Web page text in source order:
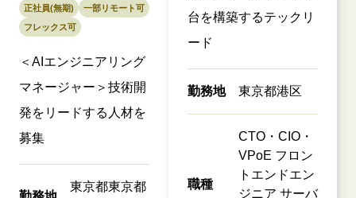
正社員(無期)
一部リモート可
フレックス可
＜AIエンジニアリング
マネージャー＞技術開
発をリードする人材を
募集
東京都東京都
台を構築するテックリ
ード
勤務地 東京都港区
職種
CTO・CIO・
VPoE フロン
トエンドエン
ジニア サーバ